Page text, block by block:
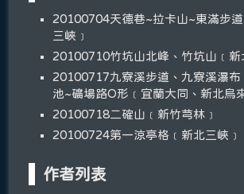
20100704天德巷~拉卡山~東滿步
三峽﹞
20100710竹坑山北峰、竹坑山﹝新
20100717九寮溪步道、九寮溪瀑布
池~礦場路O形﹝宜蘭大同、新北烏
20100718二確山﹝新竹芎林﹞
20100724第一涼亭格﹝新北三峽﹞
作者列表